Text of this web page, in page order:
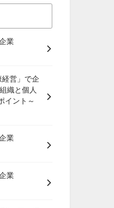
業
経営」で企
織と個人
イント～
業
業